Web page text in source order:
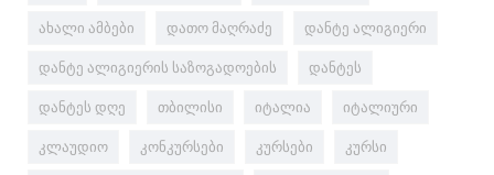
ახალი ამბები
დათო მაღრაძე
დანტე ალიგიერი
დანტე ალიგიერის საზოგადოების
დანტეს
დანტეს დღე
თბილისი იტალია
იტალიური
კლაუდიო
კონკურსები კურსები
კურსი